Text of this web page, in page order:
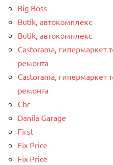
Big Boss
Butik, автокомплекс
Butik, автокомплекс
Castorama, гипермаркет
ремонта
Castorama, гипермаркет
ремонта
Cbr
Danila Garage
First
Fix Price
Fix Price